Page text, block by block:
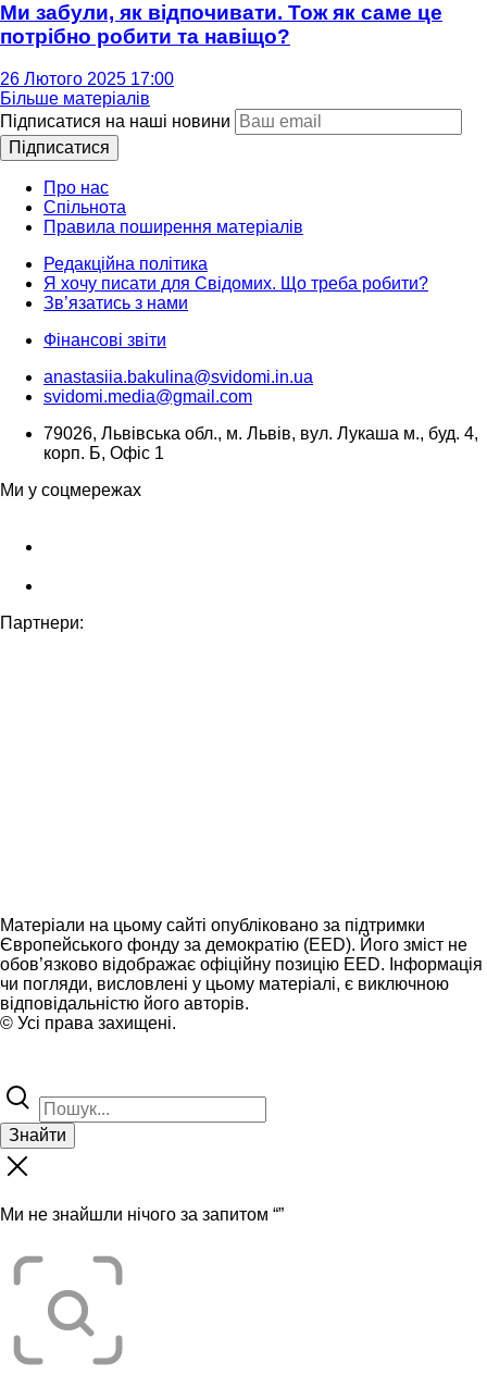
Ми забули, як відпочивати. Тож як саме це
потрібно робити та навіщо?
26 Лютого 2025 17:00
Більше матеріалів
Підписатися на наші новини
Підписатися
Про нас
Спільнота
Правила поширення матеріалів
Редакційна політика
Я хочу писати для Свідомих. Що треба робити?
Зв’язатись з нами
Фінансові звіти
anastasiia.bakulina@svidomi.in.ua
svidomi.media@gmail.com
79026, Львівська обл., м. Львів, вул. Лукаша м., буд. 4,
корп. Б, Офіс 1
Ми у соцмережах
Партнери:
Матеріали на цьому сайті опубліковано за підтримки
Європейського фонду за демократію (EED). Його зміст не
обов’язково відображає офіційну позицію EED. Інформація
чи погляди, висловлені у цьому матеріалі, є виключною
відповідальністю його авторів.
© Усі права захищені.
Знайти
Ми не знайшли нічого за запитом “”